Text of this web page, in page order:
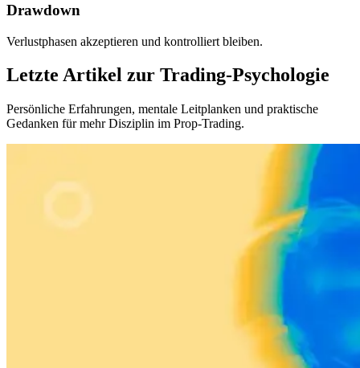
Drawdown
Verlustphasen akzeptieren und kontrolliert bleiben.
Letzte Artikel zur Trading-Psychologie
Persönliche Erfahrungen, mentale Leitplanken und praktische
Gedanken für mehr Disziplin im Prop-Trading.